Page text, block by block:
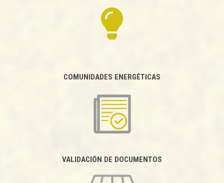
COMUNIDADES ENERGÉTICAS
VALIDACIÓN DE DOCUMENTOS